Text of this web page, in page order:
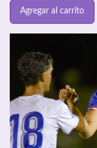
Agregar al carrito